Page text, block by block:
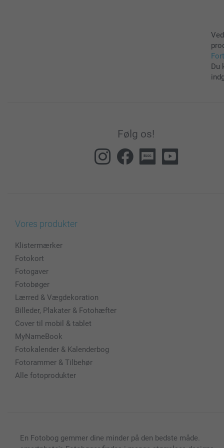
Du
Følg os!
Vores produkter
Klistermærker
Fotokort
Fotogaver
Fotobøger
Lærred & Vægdekoration
Billeder, Plakater & Fotohæfter
Cover til mobil & tablet
MyNameBook
Fotokalender & Kalenderbog
Fotorammer & Tilbehør
Alle fotoprodukter
En Fotobog gemmer dine minder på den bedste måde.